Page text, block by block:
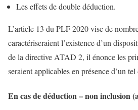
Les effets de double déduction.
L’article 13 du PLF 2020 vise de
caractériseraient l’existence d’un
de la directive ATAD 2, il énonce les
seraient applicables en présence d’un
En cas de déduction – non inclusion